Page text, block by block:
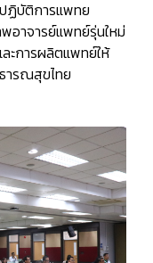
ฏิบัติการแพทย
าจารย์แพทย์รุ่นใหม่
ะการผลิตแพทย์ให้
ารณสุขไทย